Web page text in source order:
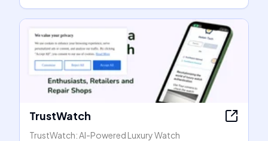
TrustWatch
TrustWatch: AI-Powered Luxury Watch